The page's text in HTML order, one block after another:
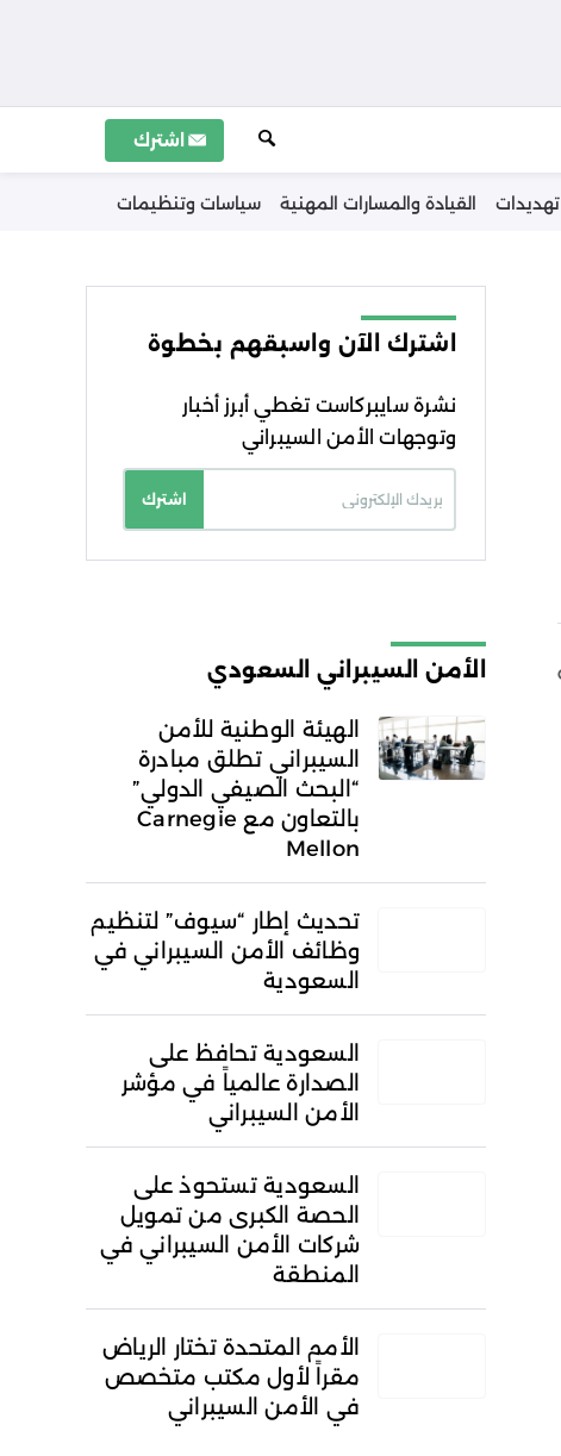
اشترك
تهديدات القيادة والمسارات المهنية سياسات وتنظيمات
اشترك الآن واسبقهم بخطوة
نشرة سايبركاست تغطي أبرز أخبار
وتوجهات الأمن السيبراني
اشترك
الخصوصية
الأمن السيبراني السعودي
الهيئة الوطنية للأمن
السيبراني تطلق مبادرة
“البحث الصيفي الدولي”
بالتعاون مع Carnegie
Mellon
تحديث إطار “سيوف” لتنظيم
وظائف الأمن السيبراني في
السعودية
السعودية تحافظ على
الصدارة عالمياً في مؤشر
الأمن السيبراني
السعودية تستحوذ على
الحصة الكبرى من تمويل
شركات الأمن السيبراني في
المنطقة
الأمم المتحدة تختار الرياض
مقراً لأول مكتب متخصص
في الأمن السيبراني